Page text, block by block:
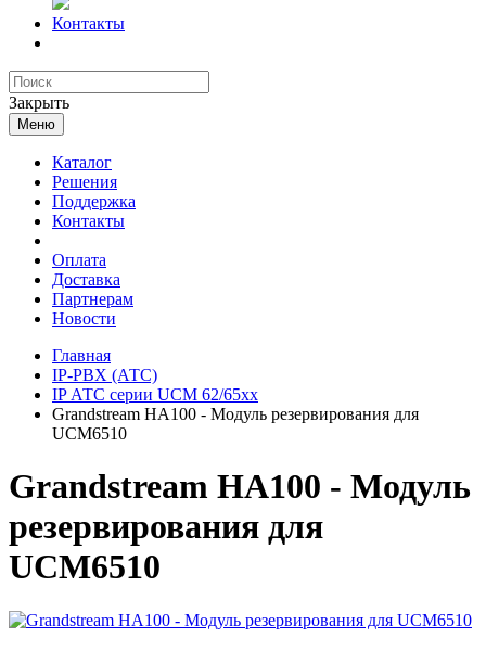
Контакты
Закрыть
Меню
Каталог
Решения
Поддержка
Контакты
Оплата
Доставка
Партнерам
Новости
Главная
IP-PBX (АТС)
IP АТС серии UCM 62/65xx
Grandstream HA100 - Модуль резервирования для
UCM6510
Grandstream HA100 - Модуль
резервирования для
UCM6510